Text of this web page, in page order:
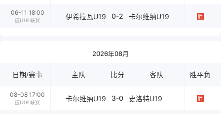
06-11 18:00
捷U19 联赛 伊希拉瓦U19 0-2 卡尔维纳U19 胜
2026年08月
日期/赛事 主队 比分 客队 胜平负
08-08 17:00
捷U19 联赛 卡尔维纳U19 3-0 史洛特U19 胜